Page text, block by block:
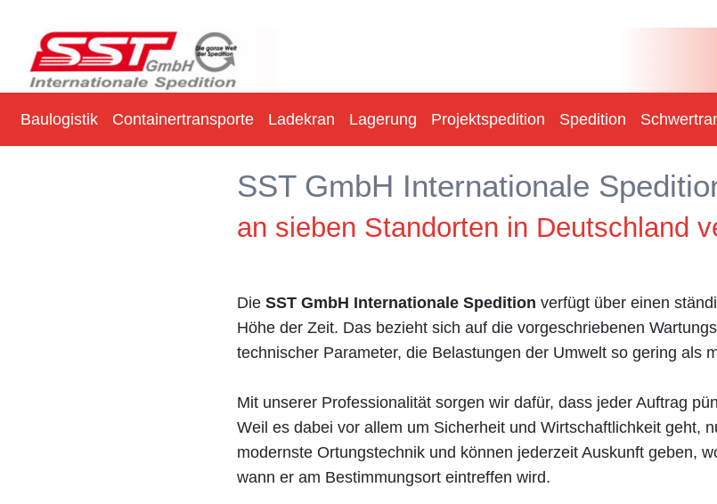
Baulogistik Containertransporte Ladekran Lagerung Projektspedition Spedition
SST GmbH Internationale
an sieben Standorten in Deutschland
Die SST GmbH Internationale Spedition verfügt über einen
Höhe der Zeit. Das bezieht sich auf die vorgeschriebenen
technischer Parameter, die Belastungen der Umwelt so gering als
Mit unserer Professionalität sorgen wir dafür, dass jeder Auftrag
Weil es dabei vor allem um Sicherheit und Wirtschaftlichkeit geht,
modernste Ortungstechnik und können jederzeit Auskunft geben,
wann er am Bestimmungsort eintreffen wird.